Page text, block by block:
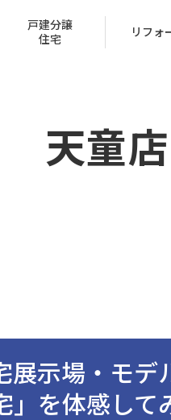
戸建分譲
住宅
リフォ
トップ
天童店
展示場・モデ
」を体感して